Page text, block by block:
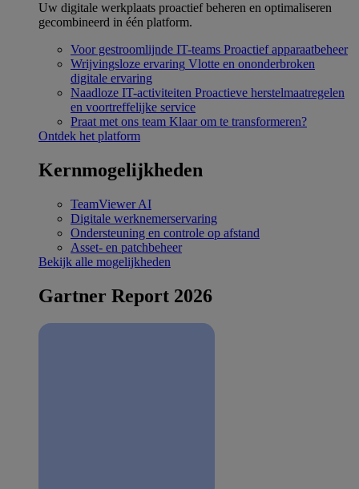
Uw digitale werkplaats proactief beheren en optimaliseren
gecombineerd in één platform.
Voor gestroomlijnde IT-teams Proactief apparaatbeheer
Wrijvingsloze ervaring Vlotte en ononderbroken
digitale ervaring
Naadloze IT-activiteiten Proactieve herstelmaatregelen
en voortreffelijke service
Praat met ons team Klaar om te transformeren?
Ontdek het platform
Kernmogelijkheden
TeamViewer AI
Digitale werknemerservaring
Ondersteuning en controle op afstand
Asset- en patchbeheer
Bekijk alle mogelijkheden
Gartner Report 2026